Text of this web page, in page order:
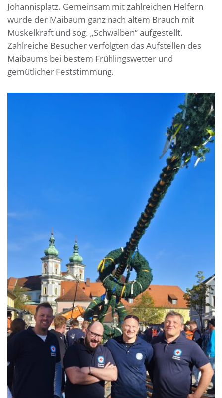
Johannisplatz. Gemeinsam mit zahlreichen Helfern
wurde der Maibaum ganz nach altem Brauch mit
Muskelkraft und sog. „Schwalben“ aufgestellt.
Zahlreiche Besucher verfolgten das Aufstellen des
Maibaums bei bestem Frühlingswetter und
gemütlicher Feststimmung.